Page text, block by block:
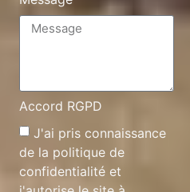
Accord RGPD
J'ai pris connaissance
de la politique de
confidentialité et